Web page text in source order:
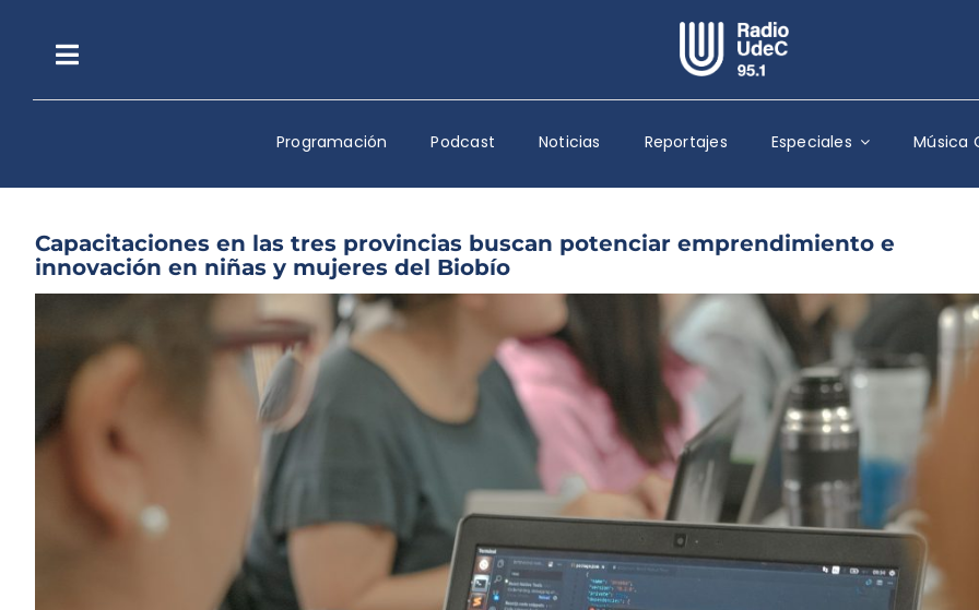
contenidoToggle
Navigation
Escuchar Radio UdeC en vivo
Quiénes Somos
Programación
Podcast
Reportajes
Columnas
Música Clásica
Especiales
Archivo Sonoro
Programación Podcast Noticias Reportajes Especiales Música
Capacitaciones en las tres provincias buscan potenciar emprendimiento e
innovación en niñas y mujeres del Biobío
grande